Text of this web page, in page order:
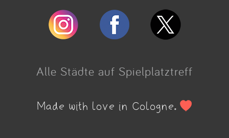
Alle Städte auf Spielplatztreff
Made with love in Cologne.